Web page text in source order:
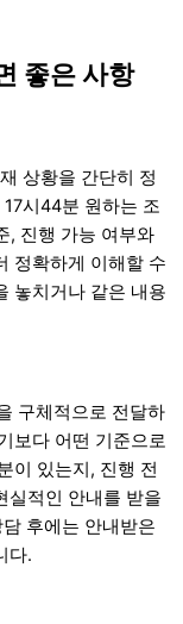
좋은 사항
상황을 간단히 정
시44분 원하는 조
, 진행 가능 여부와
정확하게 이해할 수
놓치거나 같은 내용
구체적으로 전달하
보다 어떤 기준으로
이 있는지, 진행 전
실적인 안내를 받을
후에는 안내받은
다.